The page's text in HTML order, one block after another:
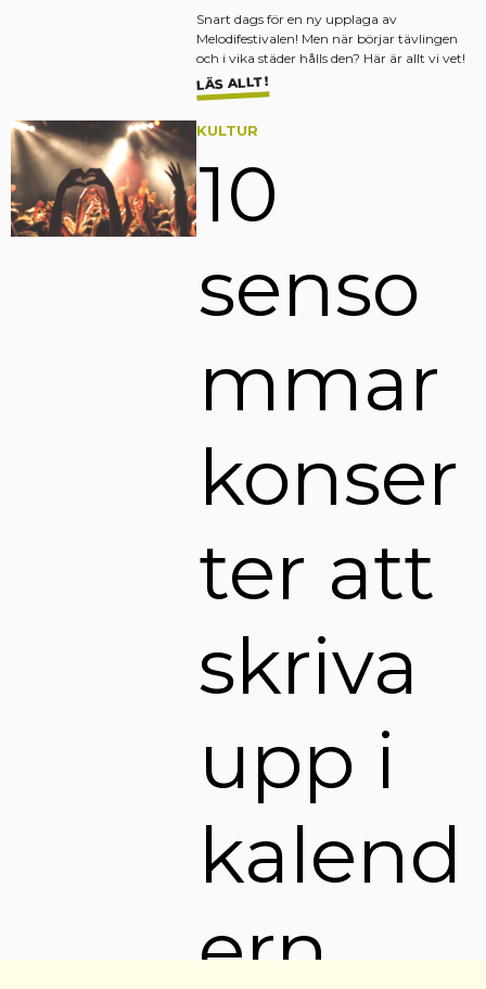
Snart dags för en ny upplaga av
Melodifestivalen! Men när börjar tävlingen
och i vika städer hålls den? Här är allt vi vet!
LÄS ALLT!
KULTUR
10
senso
mmar
konser
ter att
skriva
upp i
kalend
ern